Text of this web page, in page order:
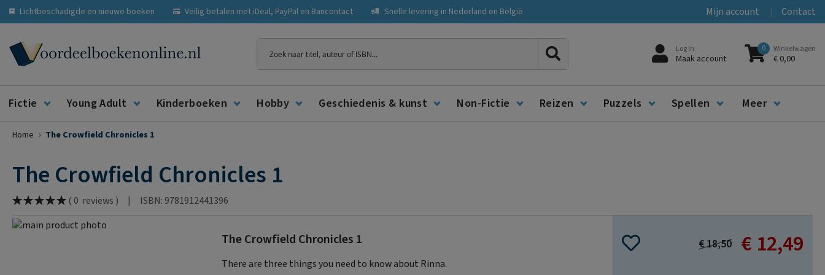
Lichtbeschadigde en nieuwe boeken Veilig betalen met iDeal, PayPal en Bancontact Snelle levering in Nederland en België Mijn account Contact
Zoeken
Log in
Maak account
0 Winkelwagen
€ 0,00
Fictie Young Adult Kinderboeken Hobby Geschiedenis & kunst Non-Fictie Reizen Puzzels Spellen Meer
Home The Crowfield Chronicles 1
The Crowfield Chronicles 1
Waardering:
% of100
( 0 reviews ) |
ISBN: 9781912441396
Ga
The Crowfield Chronicles 1
There are three things you need to know about Rinna.
Special
€ 12,49
€ 18,50